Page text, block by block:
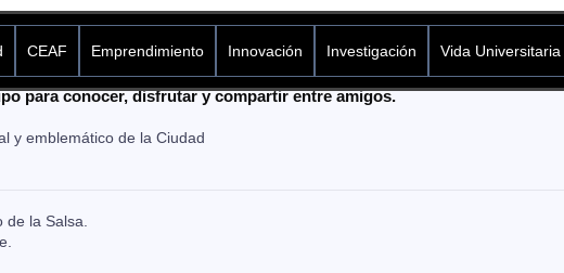
CEAF Emprendimiento Innovación Investigación
Vida Universitaria
una salida a lugares emblemáticos de la ciudad, donde la idea es
para conocer, disfrutar y compartir entre amigos.
y emblemático de la Ciudad
la Salsa.